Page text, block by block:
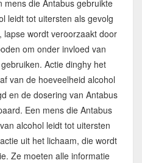
mens die Antabus gebruikte
leidt tot uitersten als gevolg
wordt veroorzaakt door
om onder invloed van
Actie dinghy het
van de hoeveelheid alcohol
en de dosering van Antabus
Een mens die Antabus
alcohol leidt tot uitersten
uit het lichaam, die wordt
Ze moeten alle informatie